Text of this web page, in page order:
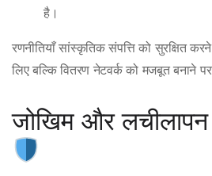
है।
रणनीतियाँ सांस्कृतिक संपत्ति को सुरक्षित
लिए बल्कि वितरण नेटवर्क को मजबूत बनाने
जोखिम और